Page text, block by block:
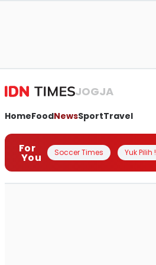
JOGJA
HomeFoodNewsSportTravel
For
You Soccer Times Yuk Pilih !